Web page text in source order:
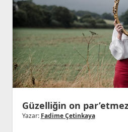
Güzelliğin on
Yazar: Fadime Çetinkaya